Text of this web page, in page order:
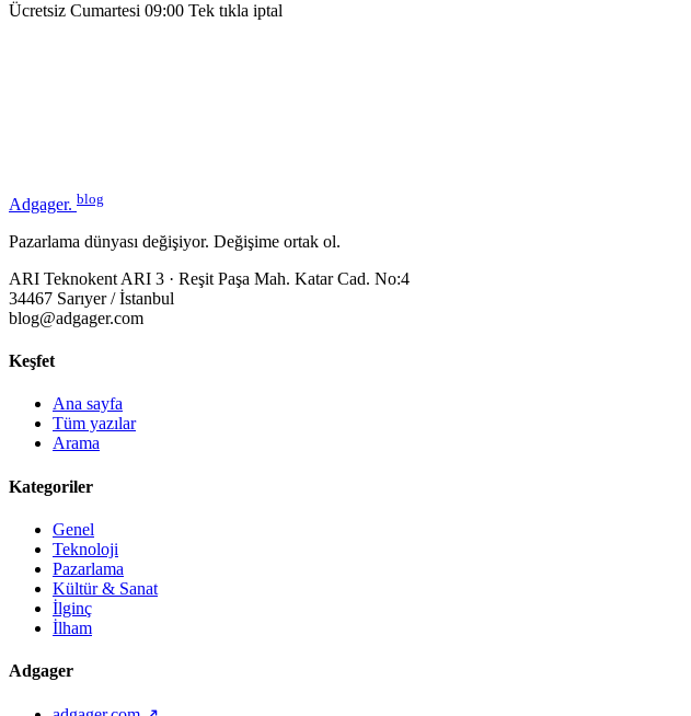
Ücretsiz Cumartesi 09:00 Tek tıkla iptal
Adgager. blog
Pazarlama dünyası değişiyor. Değişime ortak ol.
ARI Teknokent ARI 3 · Reşit Paşa Mah. Katar Cad. No:4
34467 Sarıyer / İstanbul
blog@adgager.com
Keşfet
Ana sayfa
Tüm yazılar
Arama
Kategoriler
Genel
Teknoloji
Pazarlama
Kültür & Sanat
İlginç
İlham
Adgager